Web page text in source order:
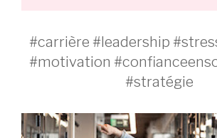
#carrière #leadership
#motivation
#stratégie